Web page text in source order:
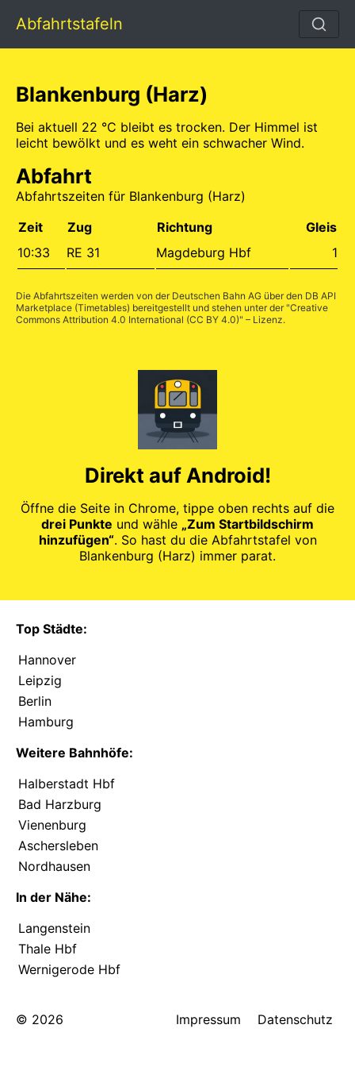
Abfahrtstafeln
Blankenburg (Harz)
Bei aktuell 22 °C bleibt es trocken. Der Himmel ist
leicht bewölkt und es weht ein schwacher Wind.
Abfahrt
Abfahrtszeiten für Blankenburg (Harz)
Zeit
Zug Richtung
Gleis
10:33
RE 31 Magdeburg Hbf 1
Die Abfahrtszeiten werden von der Deutschen Bahn AG über den DB API
Marketplace (Timetables) bereitgestellt und stehen unter der "Creative
Commons Attribution 4.0 International (CC BY 4.0)" – Lizenz.
Direkt auf Android!
Öffne die Seite in Chrome, tippe oben rechts auf die
drei Punkte und wähle „Zum Startbildschirm
hinzufügen“. So hast du die Abfahrtstafel von
Blankenburg (Harz) immer parat.
Top Städte:
Hannover
Leipzig
Berlin
Hamburg
Weitere Bahnhöfe:
Halberstadt Hbf
Bad Harzburg
Vienenburg
Aschersleben
Nordhausen
In der Nähe:
Langenstein
Thale Hbf
Wernigerode Hbf
© 2026 Impressum Datenschutz